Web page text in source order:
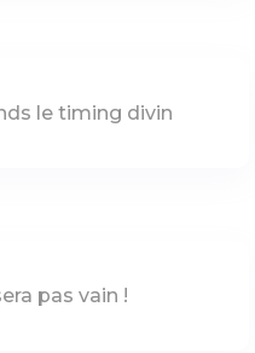
le timing divin
pas vain !